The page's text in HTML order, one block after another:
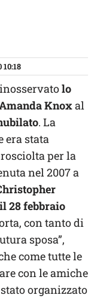
10:18
lo
Knoxal
. La
era stata
per la
nel 2007 a
il 28 febbraio
con tanto di
sposa”,
come tutte le
con le amiche
organizzato